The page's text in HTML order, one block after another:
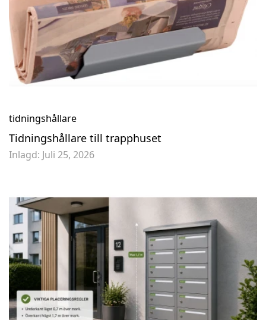
tidningshållare
Tidningshållare till trapphuset
Inlagd: Juli 25, 2026